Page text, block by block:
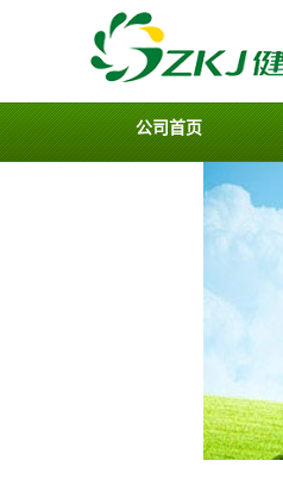
公司首页